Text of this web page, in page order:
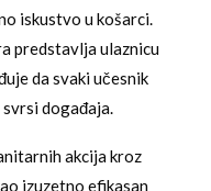
iskustvo u košarci.
predstavlja ulaznicu
da svaki učesnik
događaja.
akcija kroz
izuzetno efikasan